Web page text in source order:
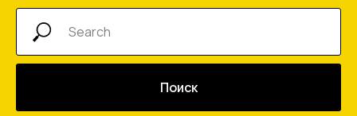
Поиск